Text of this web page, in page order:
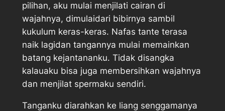
pilihan, aku mulai menjilati cairan di
wajahnya, dimulaidari bibirnya sambil
kukulum keras-keras. Nafas tante terasa
naik lagidan tangannya mulai memainkan
batang kejantananku. Tidak disangka
kalauaku bisa juga membersihkan wajahnya
dan menjilat spermaku sendiri.
Tanganku diarahkan ke liang senggamanya